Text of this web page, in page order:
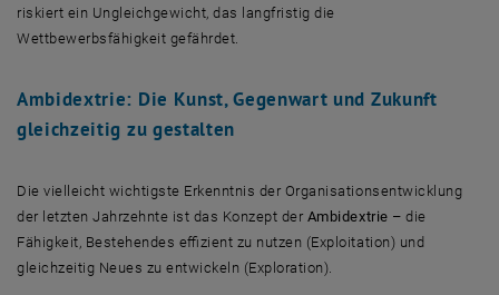
riskiert ein Ungleichgewicht, das langfristig die
Wettbewerbsfähigkeit gefährdet.
Ambidextrie: Die Kunst, Gegenwart und Zukunft
gleichzeitig zu gestalten
Die vielleicht wichtigste Erkenntnis der Organisationsentwicklung
der letzten Jahrzehnte ist das Konzept der Ambidextrie – die
Fähigkeit, Bestehendes effizient zu nutzen (Exploitation) und
gleichzeitig Neues zu entwickeln (Exploration).